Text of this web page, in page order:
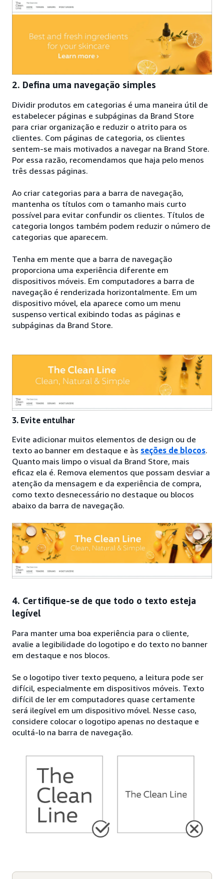
2. Defina uma navegação simples
Dividir produtos em categorias é uma maneira útil de
estabelecer páginas e subpáginas da Brand Store
para criar organização e reduzir o atrito para os
clientes. Com páginas de categoria, os clientes
sentem-se mais motivados a navegar na Brand Store.
Por essa razão, recomendamos que haja pelo menos
três dessas páginas.
Ao criar categorias para a barra de navegação,
mantenha os títulos com o tamanho mais curto
possível para evitar confundir os clientes. Títulos de
categoria longos também podem reduzir o número de
categorias que aparecem.
Tenha em mente que a barra de navegação
proporciona uma experiência diferente em
dispositivos móveis. Em computadores a barra de
navegação é renderizada horizontalmente. Em um
dispositivo móvel, ela aparece como um menu
suspenso vertical exibindo todas as páginas e
subpáginas da Brand Store.
3. Evite entulhar
Evite adicionar muitos elementos de design ou de
texto ao banner em destaque e às seções de blocos.
Quanto mais limpo o visual da Brand Store, mais
eficaz ela é. Remova elementos que possam desviar a
atenção da mensagem e da experiência de compra,
como texto desnecessário no destaque ou blocos
abaixo da barra de navegação.
4. Certifique-se de que todo o texto esteja
legível
Para manter uma boa experiência para o cliente,
avalie a legibilidade do logotipo e do texto no banner
em destaque e nos blocos.
Se o logotipo tiver texto pequeno, a leitura pode ser
difícil, especialmente em dispositivos móveis. Texto
difícil de ler em computadores quase certamente
será ilegível em um dispositivo móvel. Nesse caso,
considere colocar o logotipo apenas no destaque e
ocultá-lo na barra de navegação.